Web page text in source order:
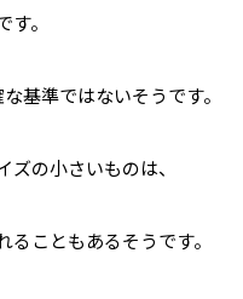
。
基準ではないそうです。
の小さいものは、
こともあるそうです。